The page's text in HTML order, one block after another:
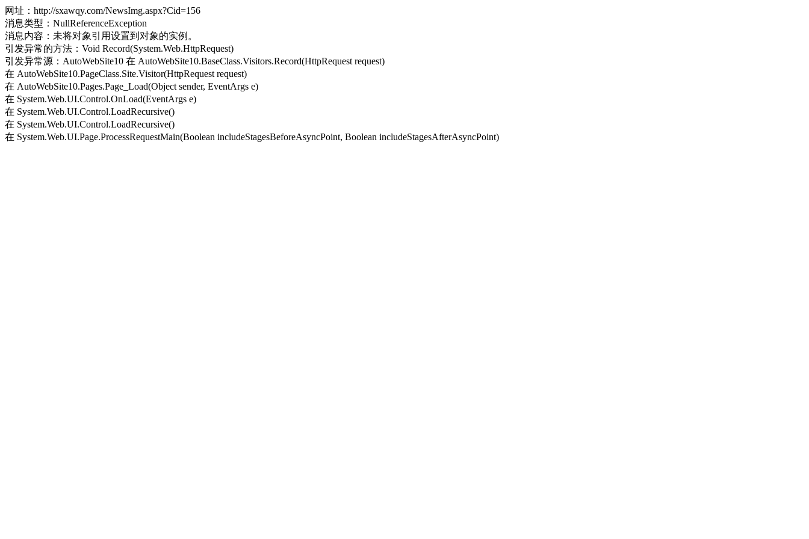
网址：http://sxawqy.com/NewsImg.aspx?Cid=156
消息类型：NullReferenceException
消息内容：未将对象引用设置到对象的实例。
引发异常的方法：Void Record(System.Web.HttpRequest)
引发异常源：AutoWebSite10 在 AutoWebSite10.BaseClass.Visitors.Record(HttpRequest request)
在 AutoWebSite10.PageClass.Site.Visitor(HttpRequest request)
在 AutoWebSite10.Pages.Page_Load(Object sender, EventArgs e)
在 System.Web.UI.Control.OnLoad(EventArgs e)
在 System.Web.UI.Control.LoadRecursive()
在 System.Web.UI.Control.LoadRecursive()
在 System.Web.UI.Page.ProcessRequestMain(Boolean includeStagesBeforeAsyncPoint, Boolean includeStagesAfterAsyncPoint)